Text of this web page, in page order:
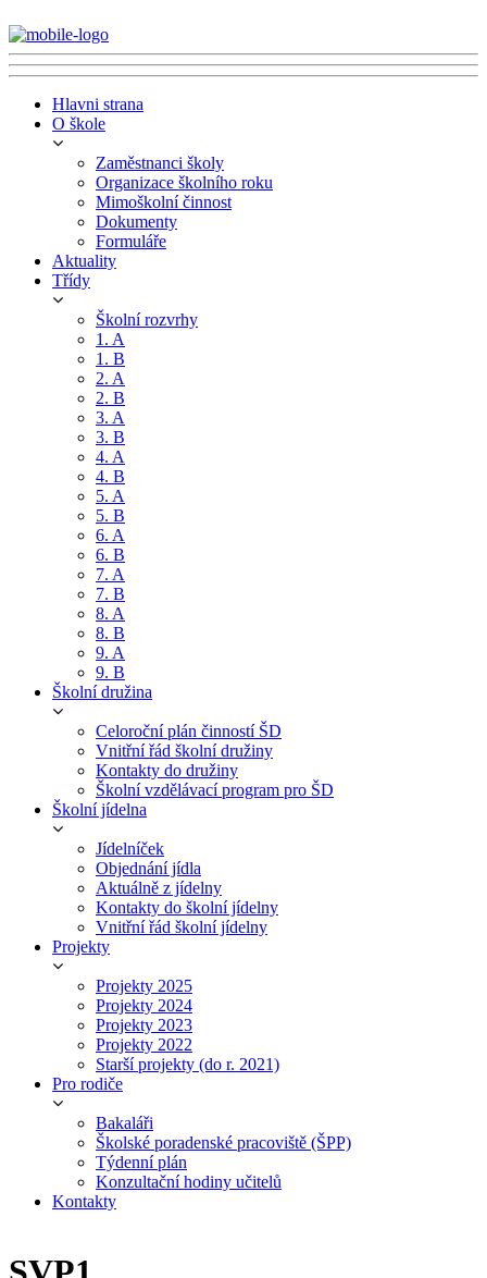
Hlavni strana
O škole
Zaměstnanci školy
Organizace školního roku
Mimoškolní činnost
Dokumenty
Formuláře
Aktuality
Třídy
Školní rozvrhy
1. A
1. B
2. A
2. B
3. A
3. B
4. A
4. B
5. A
5. B
6. A
6. B
7. A
7. B
8. A
8. B
9. A
9. B
Školní družina
Celoroční plán činností ŠD
Vnitřní řád školní družiny
Kontakty do družiny
Školní vzdělávací program pro ŠD
Školní jídelna
Jídelníček
Objednání jídla
Aktuálně z jídelny
Kontakty do školní jídelny
Vnitřní řád školní jídelny
Projekty
Projekty 2025
Projekty 2024
Projekty 2023
Projekty 2022
Starší projekty (do r. 2021)
Pro rodiče
Bakaláři
Školské poradenské pracoviště (ŠPP)
Týdenní plán
Konzultační hodiny učitelů
Kontakty